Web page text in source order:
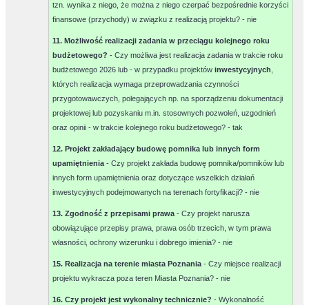
tzn. wynika z niego, że można z niego czerpać bezpośrednie korzyści
finansowe (przychody) w związku z realizacją projektu? -nie
11. Możliwość realizacji zadania w przeciągu kolejnego roku
budżetowego?- Czy możliwa jest realizacja zadania w trakcie roku
budżetowego 2026 lub - w przypadku projektówinwestycyjnych
których realizacja wymaga przeprowadzania czynności
przygotowawczych, polegających np. na sporządzeniu dokumentacji
projektowej lub pozyskaniu m.in. stosownych pozwoleń, uzgodnień
oraz opinii - w trakcie kolejnego roku budżetowego? -tak
12. Projekt zakładający budowę pomnika lub innych form
upamiętnienia- Czy projekt zakłada budowę pomnika/pomników lub
innych form upamiętnienia oraz dotyczące wszelkich działań
inwestycyjnych podejmowanych na terenach fortyfikacji? -nie
13. Zgodność z przepisami prawa- Czy projekt narusza
obowiązujące przepisy prawa, prawa osób trzecich, w tym prawa
własności, ochrony wizerunku i dobrego imienia? -nie
15. Realizacja na terenie miasta Poznania- Czy miejsce realizacji
projektu wykracza poza teren Miasta Poznania? -nie
16. Czy projekt jest wykonalny technicznie?- Wykonalność